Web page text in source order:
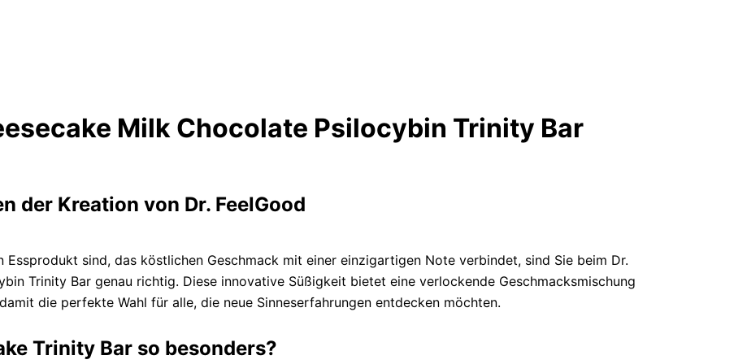
Milk Chocolate Psilocybin Trinity Bar
der Kreation von Dr. FeelGood
Essprodukt sind, das köstlichen Geschmack mit einer einzigartigen Note verbindet, sind Sie beim Dr.
Trinity Bar genau richtig. Diese innovative Süßigkeit bietet eine verlockende Geschmacksmischung
die perfekte Wahl für alle, die neue Sinneserfahrungen entdecken möchten.
Trinity Bar so besonders?